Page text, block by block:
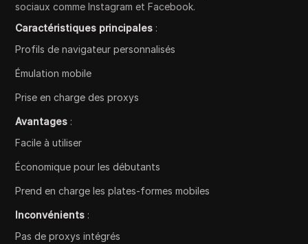
sociaux comme Instagram et Facebook.
Caractéristiques principales :
Profils de navigateur personnalisés
Émulation mobile
Prise en charge des proxys
Avantages :
Facile à utiliser
Économique pour les débutants
Prend en charge les plates-formes mobiles
Inconvénients :
Pas de proxys intégrés